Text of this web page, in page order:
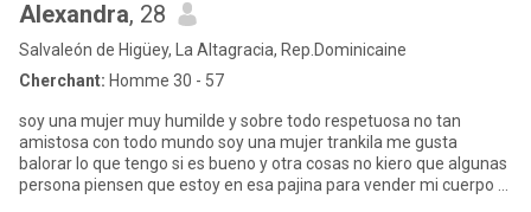
Alexandra, 28
Salvaleón de Higüey, La Altagracia, Rep.Dominicaine
Cherchant: Homme 30 - 57
soy una mujer muy humilde y sobre todo respetuosa no tan
amistosa con todo mundo soy una mujer trankila me gusta
balorar lo que tengo si es bueno y otra cosas no kiero que algunas
persona piensen que estoy en esa pajina para vender mi cuerpo ni